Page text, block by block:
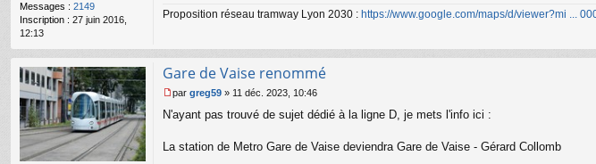
Messages : 2149
Inscription : 27 juin 2016,
12:13
n
l
Proposition réseau tramway Lyon 2030 : https://www.google.com/maps/d/viewer?mi ...
Gare de Vaise renommé
e
s
par greg59 » 11 déc. 2023, 10:46
N'ayant pas trouvé de sujet dédié à la ligne D, je mets l'info ici :
La station de Metro Gare de Vaise deviendra Gare de Vaise - Gérard Collomb